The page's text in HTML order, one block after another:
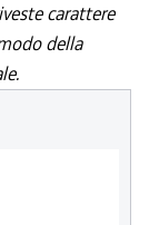
carattere
della